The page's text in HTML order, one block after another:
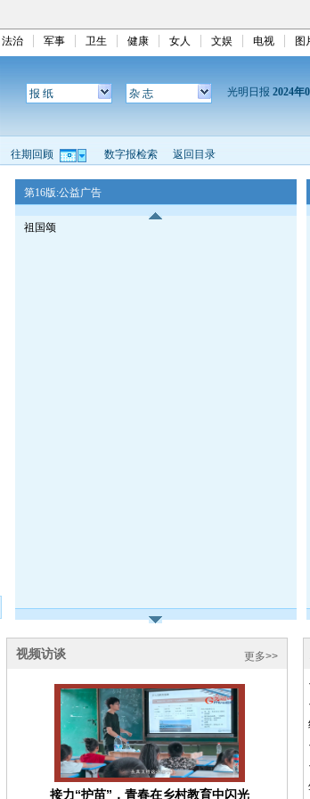
法治 军事 卫生 健康 女人 文娱 电视 图
报 纸 杂 志 光明日报 2024年
往期回顾 数字报检索 返回目录
第16版:公益广告
祖国颂